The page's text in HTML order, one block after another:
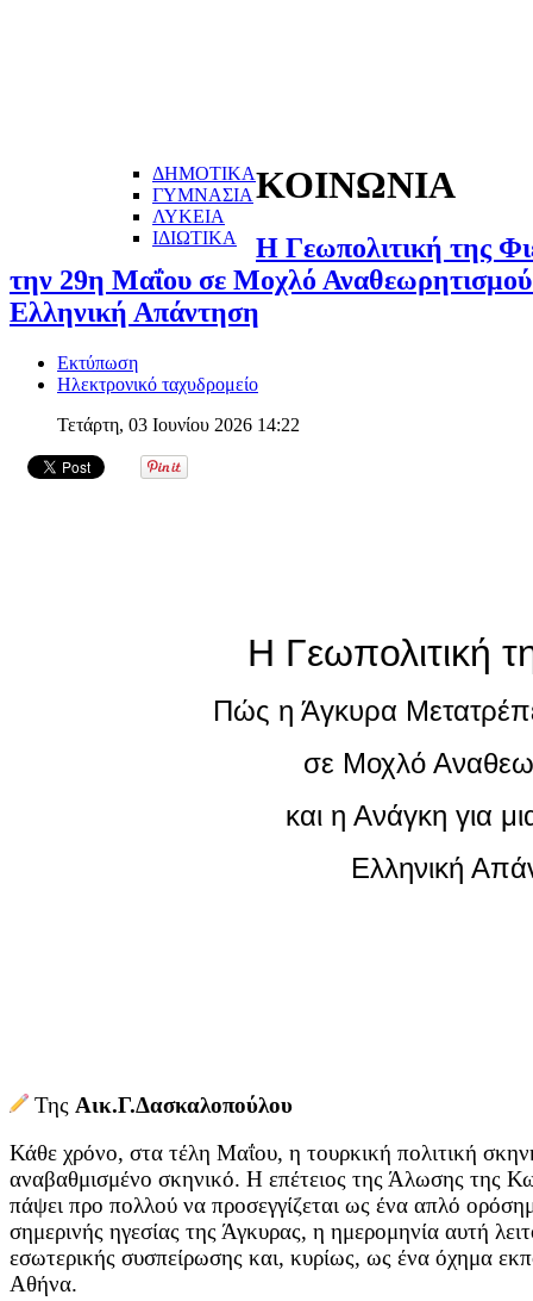
ΔΗΜΟΤΙΚΑ
ΓΥΜΝΑΣΙΑ
ΛΥΚΕΙΑ
ΙΔΙΩΤΙΚΑ
ΚΟΙΝΩΝΙΑ
Η Γεωπολιτική της
την 29η Μαΐου σε Μοχλό Αναθεωρητισμού
Ελληνική Απάντηση
Εκτύπωση
Ηλεκτρονικό ταχυδρομείο
Τετάρτη, 03 Ιουνίου 2026 14:22
Η Γεωπολιτική
Πώς η Άγκυρα
σε Μοχλό
και η Ανάγκη για
Ελληνική
Της Αικ.Γ.Δασκαλοπούλου
Κάθε χρόνο, στα τέλη Μαΐου, η τουρκική πολιτική
αναβαθμισμένο σκηνικό. Η επέτειος της Άλωσης της
πάψει προ πολλού να προσεγγίζεται ως ένα απλό
σημερινής ηγεσίας της Άγκυρας, η ημερομηνία αυτή
εσωτερικής συσπείρωσης και, κυρίως, ως ένα όχημα
Αθήνα.